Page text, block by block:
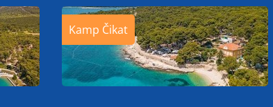
Kamp Čikat